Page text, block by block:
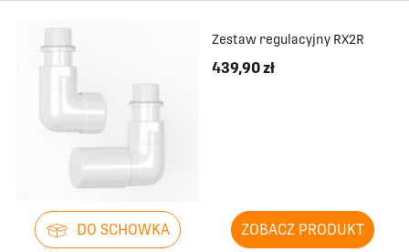
Zestaw regulacyjny RX2R
439,90 zł
DO SCHOWKA ZOBACZ PRODUKT